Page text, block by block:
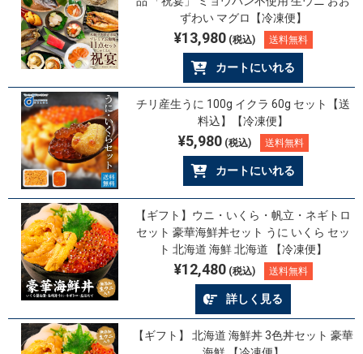
ずわい マグロ【冷凍便】
¥13,980(税込) 送料無料
カートにいれる
チリ産生うに 100g イクラ 60g セット【送
料込】【冷凍便】
¥5,980(税込) 送料無料
カートにいれる
【ギフト】ウニ・いくら・帆立・ネギトロ
セット 豪華海鮮丼セット うに いくら セッ
ト 北海道 海鮮 北海道 【冷凍便】
¥12,480(税込) 送料無料
詳しく見る
【ギフト】 北海道 海鮮丼 3色丼セット 豪華